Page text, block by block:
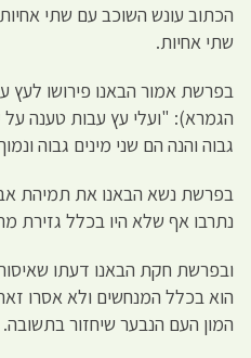
הכתוב עונש השוכב עם שתי
שתי אחיות.
בפרשת אמור הבאנו פירושו לעץ
הגמרא): "ועלי עץ עבות טענה על
גבוה והנה הם שני מינים גבוה
בפרשת נשא הבאנו את תמיהת
נתרבו אף שלא היו בכלל גזירת
ובפרשת חקת הבאנו דעתו
הוא בכלל המנחשים ולא אסרו
המון העם הנבער שיחזור בתשובה.